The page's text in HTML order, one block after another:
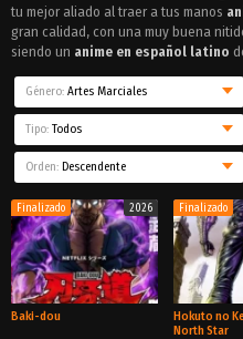
tu mejor aliado al traer a tus manos
gran calidad, con una muy buena
siendo un anime en español latino
Género: Artes Marciales
Tipo: Todos
Orden: Descendente
Finalizado 2026
Baki-dou
Finalizado
Hokuto no
North Star